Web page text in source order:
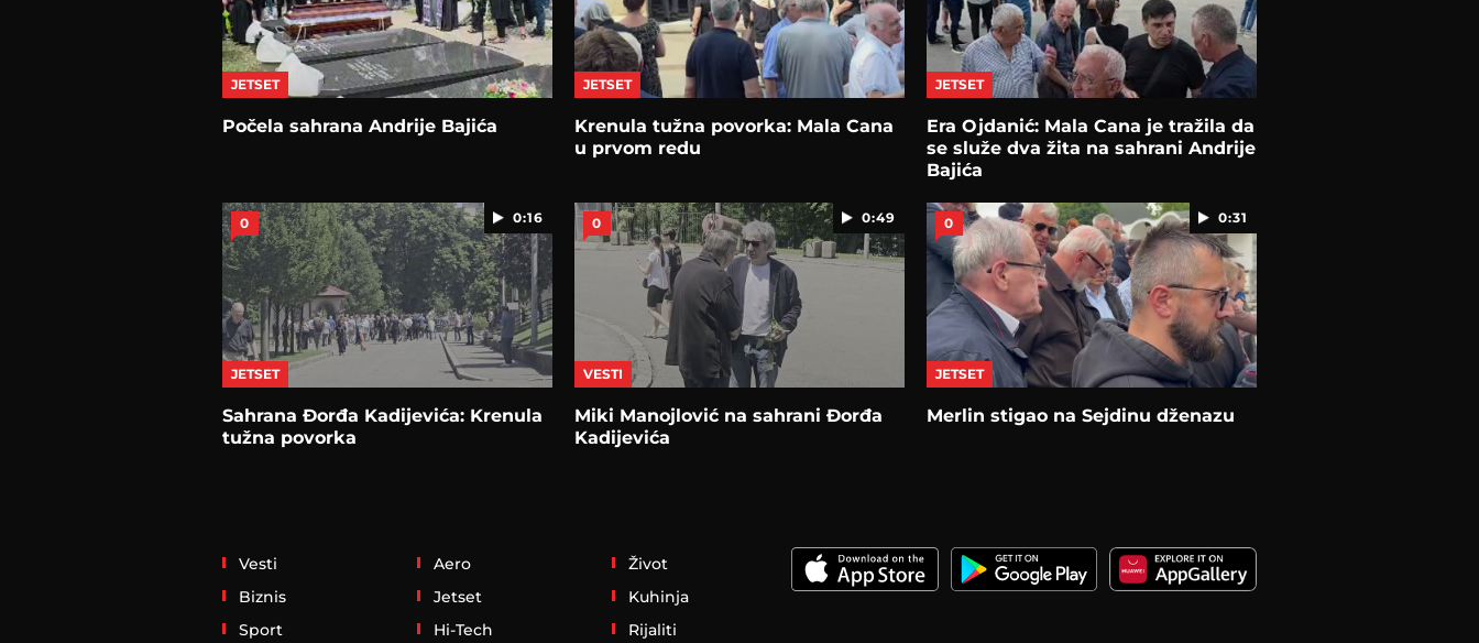
JETSET
Počela sahrana Andrije Bajića
JETSET
Krenula tužna povorka: Mala Cana
u prvom redu
JETSET
Era Ojdanić: Mala Cana je tražila da
se služe dva žita na sahrani Andrije
Bajića
0:16
0
JETSET
Sahrana Đorđa Kadijevića: Krenula
tužna povorka
0:49
0
VESTI
Miki Manojlović na sahrani Đorđa
Kadijevića
0:31
0
JETSET
Merlin stigao na Sejdinu dženazu
Vesti
Biznis
Sport
Aero
Jetset
Hi-Tech
Život
Kuhinja
Rijaliti